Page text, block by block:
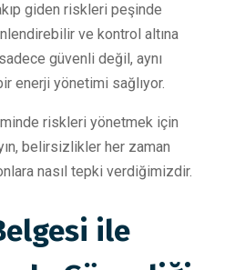
giden riskleri peşinde
ve kontrol altına
güvenli değil, aynı
enerji yönetimi sağlıyor.
riskleri yönetmek için
belirsizlikler her zaman
nasıl tepki verdiğimizdir.
ile